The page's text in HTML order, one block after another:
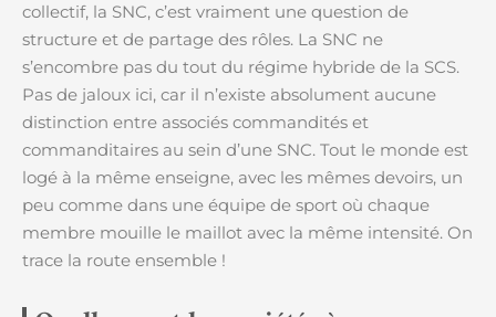
collectif, la SNC, c’est vraiment une question de
structure et de partage des rôles. La SNC ne
s’encombre pas du tout du régime hybride de la SCS.
Pas de jaloux ici, car il n’existe absolument aucune
distinction entre associés commandités et
commanditaires au sein d’une SNC. Tout le monde est
logé à la même enseigne, avec les mêmes devoirs, un
peu comme dans une équipe de sport où chaque
membre mouille le maillot avec la même intensité. On
trace la route ensemble !